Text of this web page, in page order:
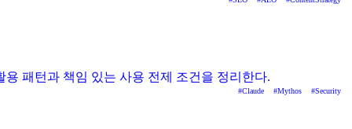
용 패턴과 책임 있는 사용 전제 조건을 정리한다.
#Claude #Mythos #Security